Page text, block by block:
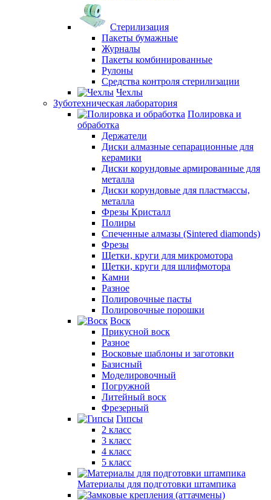
Стерилизация
Пакеты бумажные
Журналы
Пакеты комбинированные
Рулоны
Средства контроля стерилизации
Чехлы
Зуботехническая лаборатория
Полировка и
обработка
Держатели
Диски алмазные сепарационные для
керамики
Диски корундовые армированные для
металла
Диски корундовые для пластмассы,
металла
Фрезы Кристалл
Полиры
Спеченные алмазы (Sintered diamonds)
Фрезы
Щетки, круги для микромотора
Щетки, круги для шлифмотора
Камни
Разное
Полировочные пасты
Полировочные порошки
Воск
Прикусной воск
Разное
Восковые шаблоны и заготовки
Базисный
Моделировочный
Погружной
Литейный воск
Фрезерный
Гипсы
2 класс
3 класс
4 класс
5 класс
Материалы для подготовки штампика